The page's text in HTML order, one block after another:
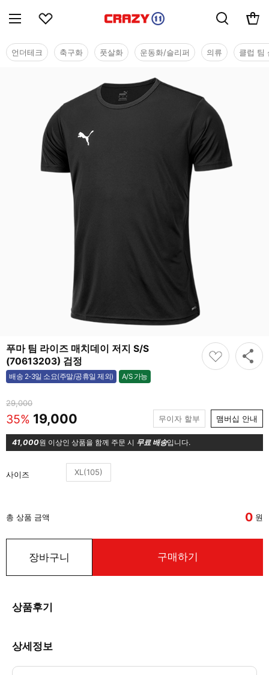
언더테크 축구화 풋살화 운동화/슬리퍼 의류 클럽 팀
푸마 팀 라이즈 매치데이 저지 S/S
(70613203) 검정
배송 2-3일 소요(주말/공휴일 제외) A/S 가능
가능
29,000
35% 19,000 무이자 할부 맴버십 안내
41,000원 이상인 상품을 함께 주문 시 무료 배송입니다.
사이즈 XL(105)
총 상품 금액 0 원
장바구니 구매하기
상품후기
상세정보